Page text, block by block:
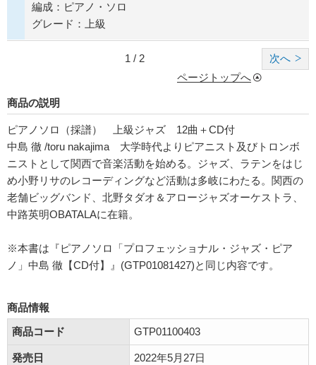
編成：ピアノ・ソロ
グレード：上級
次へ
1 / 2
ページトップへ
商品の説明
ピアノソロ（採譜） 上級ジャズ 12曲＋CD付
中島 徹 /toru nakajima 大学時代よりピアニスト及びトロンボ
ニストとして関西で音楽活動を始める。ジャズ、ラテンをはじ
め小野リサのレコーディングなど活動は多岐にわたる。関西の
老舗ビッグバンド、北野タダオ＆アロージャズオーケストラ、
中路英明OBATALAに在籍。
※本書は『ピアノソロ「プロフェッショナル・ジャズ・ピア
ノ」中島 徹【CD付】』(GTP01081427)と同じ内容です。
商品情報
商品コード
GTP01100403
発売日 2022年5月27日